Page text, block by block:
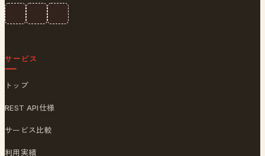
サービス
トップ
REST API仕様
サービス比較
利用実績